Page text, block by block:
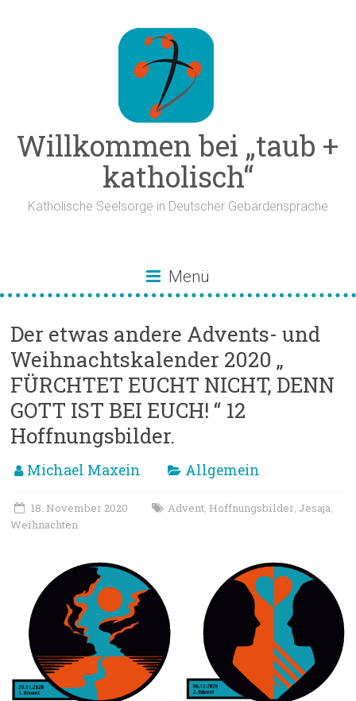
Willkommen bei „taub +
katholisch“
Katholische Seelsorge in Deutscher Gebärdensprache
Menü
Der etwas andere Advents- und
Weihnachtskalender 2020 „
FÜRCHTET EUCHT NICHT, DENN
GOTT IST BEI EUCH! “ 12
Hoffnungsbilder.
Michael Maxein Allgemein
18. November 2020 Advent, Hoffnungsbilder, Jesaja,
Weihnachten